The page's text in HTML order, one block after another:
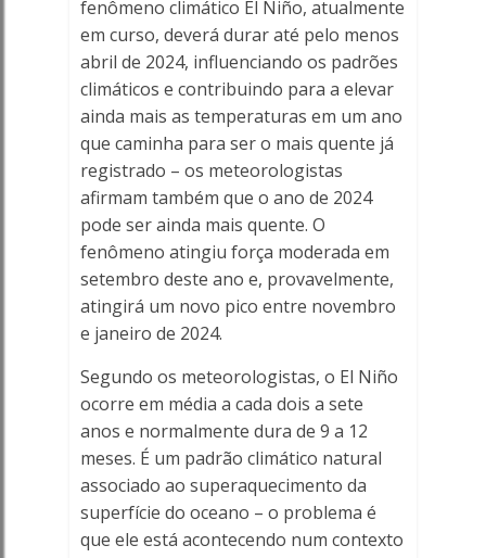
fenômeno climático El Niño, atualmente
em curso, deverá durar até pelo menos
abril de 2024, influenciando os padrões
climáticos e contribuindo para a elevar
ainda mais as temperaturas em um ano
que caminha para ser o mais quente já
registrado – os meteorologistas
afirmam também que o ano de 2024
pode ser ainda mais quente. O
fenômeno atingiu força moderada em
setembro deste ano e, provavelmente,
atingirá um novo pico entre novembro
e janeiro de 2024.
Segundo os meteorologistas, o El Niño
ocorre em média a cada dois a sete
anos e normalmente dura de 9 a 12
meses. É um padrão climático natural
associado ao superaquecimento da
superfície do oceano – o problema é
que ele está acontecendo num contexto